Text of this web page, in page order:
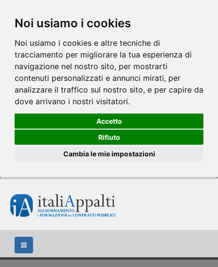
Noi usiamo i cookies
Noi usiamo i cookies e altre tecniche di
tracciamento per migliorare la tua esperienza di
navigazione nel nostro sito, per mostrarti
contenuti personalizzati e annunci mirati, per
analizzare il traffico sul nostro sito, e per capire da
dove arrivano i nostri visitatori.
Accetto
Rifiuto
Cambia le mie impostazioni